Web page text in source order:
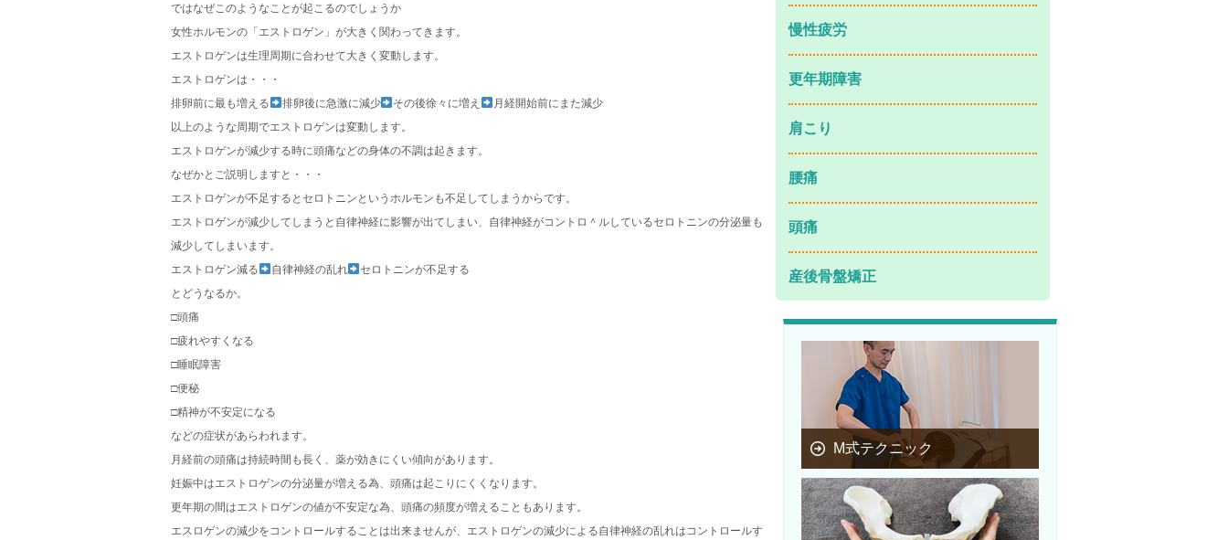
ではなぜこのようなことが起こるのでしょうか
女性ホルモンの「エストロゲン」が大きく関わってきます。
エストロゲンは生理周期に合わせて大きく変動します。
エストロゲンは・・・
排卵前に最も増える
排卵後に急激に減少 その後徐々に増え
月経開始前にまた減少
以上のような周期でエストロゲンは変動します。
エストロゲンが減少する時に頭痛などの身体の不調は起きます。
なぜかとご説明しますと・・・
エストロゲンが不足するとセロトニンというホルモンも不足してしまうからです。
エストロゲンが減少してしまうと自律神経に影響が出てしまい、自律神経がコントロ＾ルしているセロトニンの分泌量も
減少してしまいます。
エストロゲン減る
自律神経の乱れ
セロトニンが不足する
とどうなるか。
□頭痛
□疲れやすくなる
□睡眠障害
□便秘
□精神が不安定になる
などの症状があらわれます。
月経前の頭痛は持続時間も長く、薬が効きにくい傾向があります。
妊娠中はエストロゲンの分泌量が増える為、頭痛は起こりにくくなります。
更年期の間はエストロゲンの値が不安定な為、頭痛の頻度が増えることもあります。
エスロゲンの減少をコントロールすることは出来ませんが、エストロゲンの減少による自律神経の乱れはコントロールす
慢性疲労
更年期障害
肩こり
腰痛
頭痛
産後骨盤矯正
M式テクニック